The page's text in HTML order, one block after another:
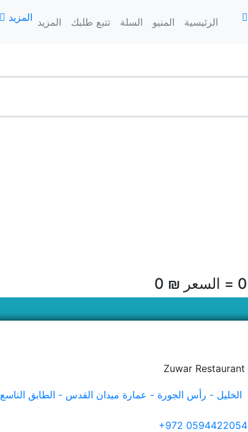
الرئيسية المنيو السلة تتبع طلبك المزيد المزيد
0 = السعر ₪ 0
الخليل - رأس الجورة - عمارة ميدان القدس - الطابق التاسع
+972 0594422054